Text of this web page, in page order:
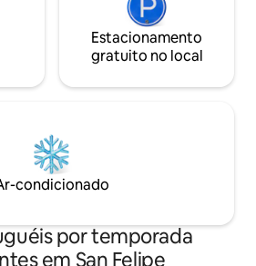
Estacionamento
gratuito no local
condicionado
por temporada
em San Felipe